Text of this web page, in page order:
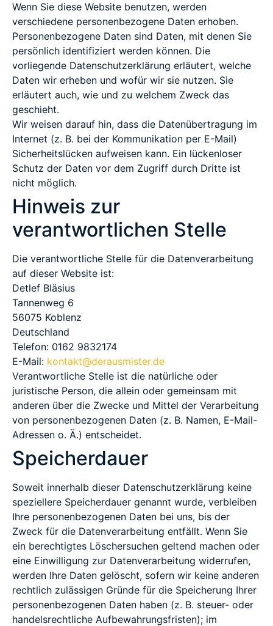
Wenn Sie diese Website benutzen, werden
verschiedene personenbezogene Daten erhoben.
Personenbezogene Daten sind Daten, mit denen Sie
persönlich identifiziert werden können. Die
vorliegende Datenschutzerklärung erläutert, welche
Daten wir erheben und wofür wir sie nutzen. Sie
erläutert auch, wie und zu welchem Zweck das
geschieht.
Wir weisen darauf hin, dass die Datenübertragung im
Internet (z. B. bei der Kommunikation per E-Mail)
Sicherheitslücken aufweisen kann. Ein lückenloser
Schutz der Daten vor dem Zugriff durch Dritte ist
nicht möglich.
Hinweis zur
verantwortlichen Stelle
Die verantwortliche Stelle für die Datenverarbeitung
auf dieser Website ist:
Detlef Bläsius
Tannenweg 6
56075 Koblenz
Deutschland
Telefon: 0162 9832174
E-Mail: kontakt@derausmister.de
Verantwortliche Stelle ist die natürliche oder
juristische Person, die allein oder gemeinsam mit
anderen über die Zwecke und Mittel der Verarbeitung
von personenbezogenen Daten (z. B. Namen, E-Mail-
Adressen o. Ä.) entscheidet.
Speicherdauer
Soweit innerhalb dieser Datenschutzerklärung keine
speziellere Speicherdauer genannt wurde, verbleiben
Ihre personenbezogenen Daten bei uns, bis der
Zweck für die Datenverarbeitung entfällt. Wenn Sie
ein berechtigtes Löschersuchen geltend machen oder
eine Einwilligung zur Datenverarbeitung widerrufen,
werden Ihre Daten gelöscht, sofern wir keine anderen
rechtlich zulässigen Gründe für die Speicherung Ihrer
personenbezogenen Daten haben (z. B. steuer- oder
handelsrechtliche Aufbewahrungsfristen); im